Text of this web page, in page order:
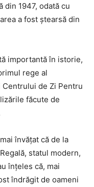
din 1947, odată cu
a fost ştearsă din
importantă în istorie,
rege al
de Zi Pentru
făcute de
învățat că de la
statul modern,
înțeles că, mai
îndrăgit de oameni